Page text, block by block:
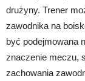
drużyny. Trener
zawodnika na
być podejmowana
znaczenie meczu,
zachowania